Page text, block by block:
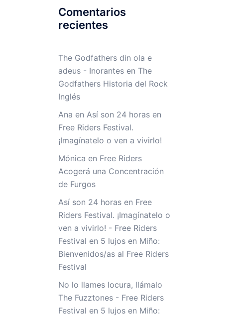
Comentarios
recientes
The Godfathers din ola e
adeus - Inorantesen The
Godfathers Historia del Rock
Inglés
Ana en Así son 24 horas en
Free Riders Festival.
¡Imagínatelo o ven a vivirlo!
Mónica en Free Riders
Acogerá una Concentración
de Furgos
Así son 24 horas en Free
Riders Festival. ¡Imagínatelo o
ven a vivirlo! - Free Riders
Festival en 5 lujos en Miño:
Bienvenidos/as al Free Riders
Festival
No lo llames locura, llámalo
The Fuzztones - Free Riders
Festival en 5 lujos en Miño: